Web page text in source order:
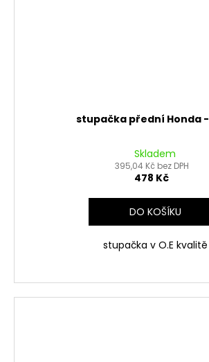
stupačka přední Honda
Skladem
395,04 Kč bez DPH
478 Kč
DO KOŠÍKU
stupačka v O.E kvalitě